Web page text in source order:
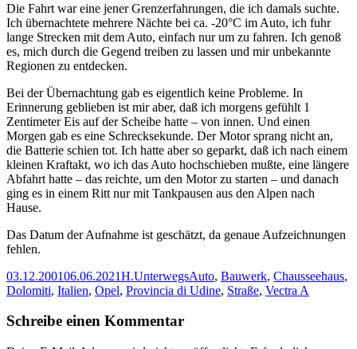
Die Fahrt war eine jener Grenzerfahrungen, die ich damals suchte.
Ich übernachtete mehrere Nächte bei ca. -20°C im Auto, ich fuhr
lange Strecken mit dem Auto, einfach nur um zu fahren. Ich genoß
es, mich durch die Gegend treiben zu lassen und mir unbekannte
Regionen zu entdecken.
Bei der Übernachtung gab es eigentlich keine Probleme. In
Erinnerung geblieben ist mir aber, daß ich morgens gefühlt 1
Zentimeter Eis auf der Scheibe hatte – von innen. Und einen
Morgen gab es eine Schrecksekunde. Der Motor sprang nicht an,
die Batterie schien tot. Ich hatte aber so geparkt, daß ich nach einem
kleinen Kraftakt, wo ich das Auto hochschieben mußte, eine längere
Abfahrt hatte – das reichte, um den Motor zu starten – und danach
ging es in einem Ritt nur mit Tankpausen aus den Alpen nach
Hause.
Das Datum der Aufnahme ist geschätzt, da genaue Aufzeichnungen
fehlen.
Veröffentlicht
am
03.12.200106.06.2021Autor
H.Kategorien
UnterwegsSchlagwörter
Auto, Bauwerk, Chausseehaus,
Dolomiti, Italien, Opel, Provincia di Udine, Straße, Vectra A
Schreibe einen Kommentar